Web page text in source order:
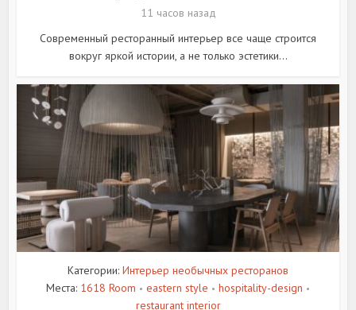
11 часов назад
Современный ресторанный интерьер все чаще строится
вокруг яркой истории, а не только эстетики...
Категории: Интерьер необычных ресторанов
Места: 1618 Room • eastern style • hospitality-design •
restaurant interior